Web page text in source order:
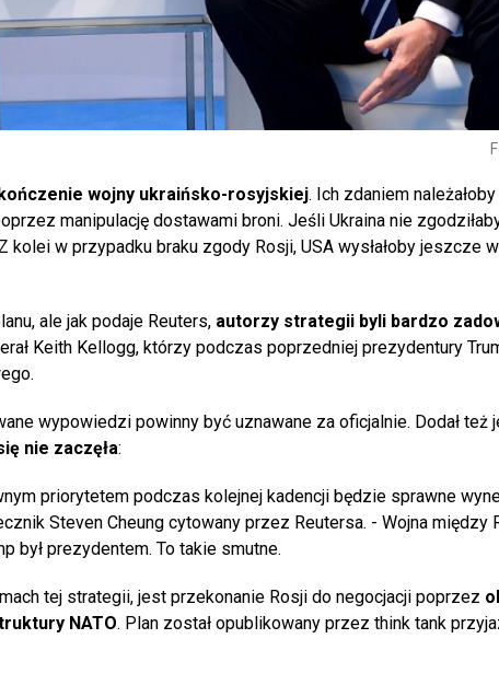
wojny ukraińsko-rosyjskiej. Ich zdaniem należałoby
manipulację dostawami broni. Jeśli Ukraina nie
w przypadku braku zgody Rosji, USA wysłałoby jeszcze
ale jak podaje Reuters, autorzy strategii byli bardzo
Keith Kellogg, którzy podczas poprzedniej prezydentury
wypowiedzi powinny być uznawane za oficjalnie. Dodał też
nie zaczęła:
priorytetem podczas kolejnej kadencji będzie sprawne
Steven Cheung cytowany przez Reutersa. - Wojna między
był prezydentem. To takie smutne.
tej strategii, jest przekonanie Rosji do negocjacji poprzez
NATO. Plan został opublikowany przez think tank